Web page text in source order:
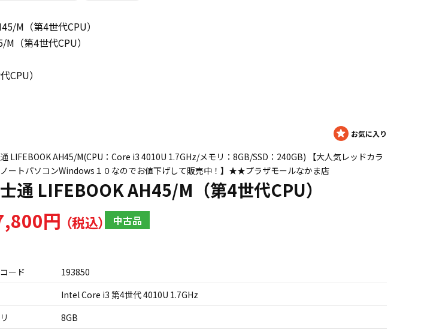
M（第4世代CPU）
（第4世代CPU）
CPU）
LIFEBOOK AH45/M(CPU：Core i3 4010U 1.7GHz/メモリ：8GB/SSD：240GB) 【大人気レッドカラ
ートパソコンWindows１０なのでお値下げして販売中！】★★プラザモールなかま店
通 LIFEBOOK AH45/M（第4世代CPU）
円 中古品
ード
193850
Intel Core i3 第4世代 4010U 1.7GHz
8GB